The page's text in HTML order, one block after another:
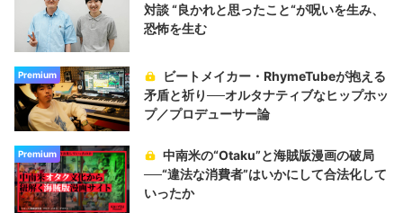
対談 “良かれと思ったこと“が呪いを生み、
恐怖を生む
Premium
ビートメイカー・RhymeTubeが抱える
矛盾と祈り──オルタナティブなヒップホッ
プ／プロデューサー論
Premium
中南米の“Otaku”と海賊版漫画の破局
──“違法な消費者”はいかにして合法化して
いったか